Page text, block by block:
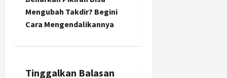
n
a
Mengubah Takdir? Begini
Cara Mengendalikannya
Tinggalkan Balasan